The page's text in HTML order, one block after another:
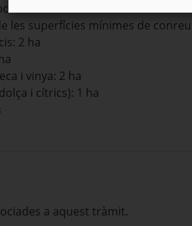
al CCPAE haurà d’haver-se
les superfícies mínimes de
2 ha
i vinya: 2 ha
i cítrics): 1 ha
a aquest tràmit.